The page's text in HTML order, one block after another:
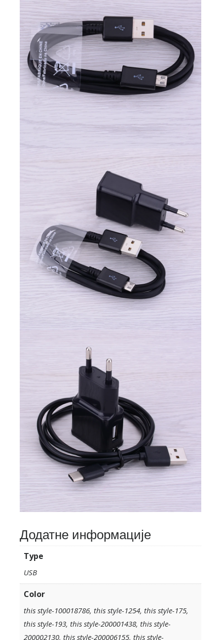
Додатне информације
Type
USB
Color
this style-100018786, this style-1254, this style-175,
this style-193, this style-200001438, this style-
200002130, this style-200006155, this style-